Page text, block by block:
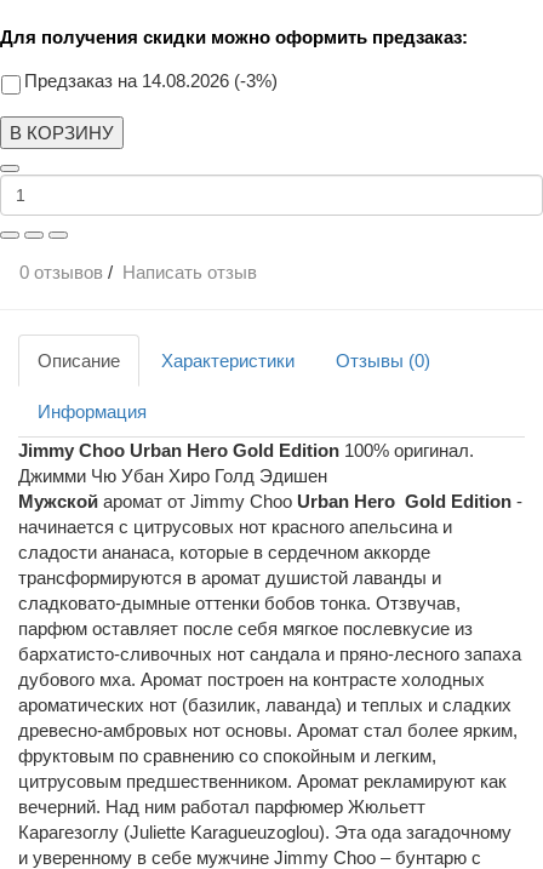
Для получения скидки можно оформить предзаказ:
Предзаказ на 14.08.2026 (-3%)
В КОРЗИНУ
0 отзывов / Написать отзыв
Описание Характеристики Отзывы (0)
Информация
Jimmy Choo Urban Hero Gold Edition 100% оригинал.
Джимми Чю Убан Хиро Голд Эдишен
Мужской аромат от Jimmy Choo Urban Hero Gold Edition -
начинается с цитрусовых нот красного апельсина и
сладости ананаса, которые в сердечном аккорде
трансформируются в аромат душистой лаванды и
сладковато-дымные оттенки бобов тонка. Отзвучав,
парфюм оставляет после себя мягкое послевкусие из
бархатисто-сливочных нот сандала и пряно-лесного запаха
дубового мха. Аромат построен на контрасте холодных
ароматических нот (базилик, лаванда) и теплых и сладких
древесно-амбровых нот основы. Аромат стал более ярким,
фруктовым по сравнению со спокойным и легким,
цитрусовым предшественником. Аромат рекламируют как
вечерний. Над ним работал парфюмер Жюльетт
Карагезоглу (Juliette Karagueuzoglou). Эта ода загадочному
и уверенному в себе мужчине Jimmy Choo – бунтарю с